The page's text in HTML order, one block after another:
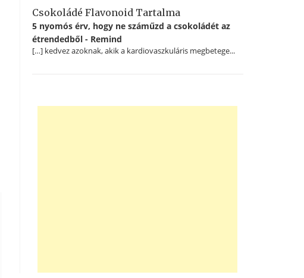
Csokoládé Flavonoid Tartalma
5 nyomós érv, hogy ne száműzd a csokoládét az
étrendedből - Remind
[…] kedvez azoknak, akik a kardiovaszkuláris megbetege...